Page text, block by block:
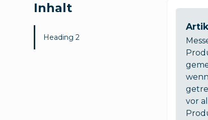
Inhalt
Heading 2
vor